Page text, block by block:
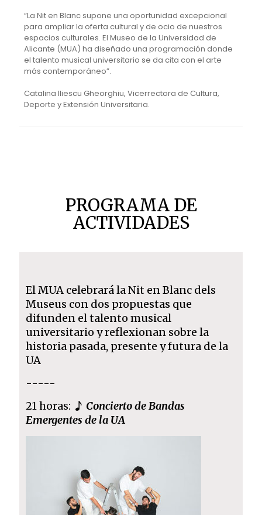
“La Nit en Blanc supone una oportunidad excepcional
para ampliar la oferta cultural y de ocio de nuestros
espacios culturales. El Museo de la Universidad de
Alicante (MUA) ha diseñado una programación donde
el talento musical universitario se da cita con el arte
más contemporáneo”.
Catalina Iliescu Gheorghiu, Vicerrectora de Cultura,
Deporte y Extensión Universitaria.
PROGRAMA DE
ACTIVIDADES
El MUA celebrará la Nit en Blanc dels
Museus con dos propuestas que
difunden el talento musical
universitario y reflexionan sobre la
historia pasada, presente y futura de la
UA
-----
21 horas:
Concierto de Bandas
Emergentes de la UA